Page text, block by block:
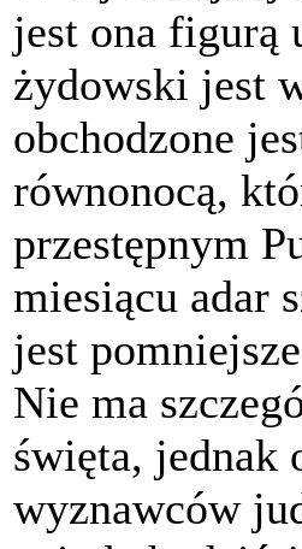
jest ona figurą
żydowski jest
obchodzone
równonocą,
przestępnym
miesiącu adar
jest
Nie ma
święta, jednak
wyznawców